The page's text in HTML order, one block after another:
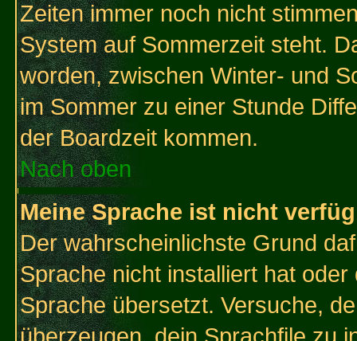
Zeiten immer noch nicht
System auf Sommerzeit steht.
worden, zwischen Winter- und
im Sommer zu einer Stunde
der Boardzeit kommen.
Nach oben
Meine Sprache ist nicht
Der wahrscheinlichste Grund
Sprache nicht installiert hat
Sprache übersetzt. Versuche,